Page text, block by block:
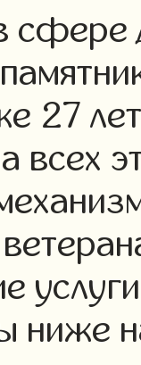
сфере
27
всех
ниже